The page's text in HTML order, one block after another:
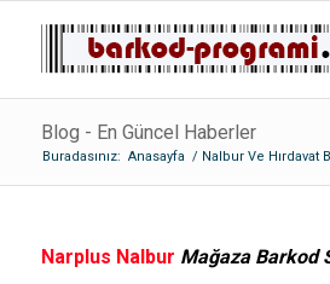
Blog - En Güncel Haberler
Buradasınız: Anasayfa / Nalbur Ve Hırdavat
Narplus Nalbur Mağaza Barkod